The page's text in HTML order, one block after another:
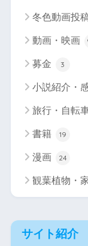
冬色動画投
動画・映画
募金 3
小説紹介・
旅行・自転
書籍 19
漫画 24
観葉植物・
サイト紹介